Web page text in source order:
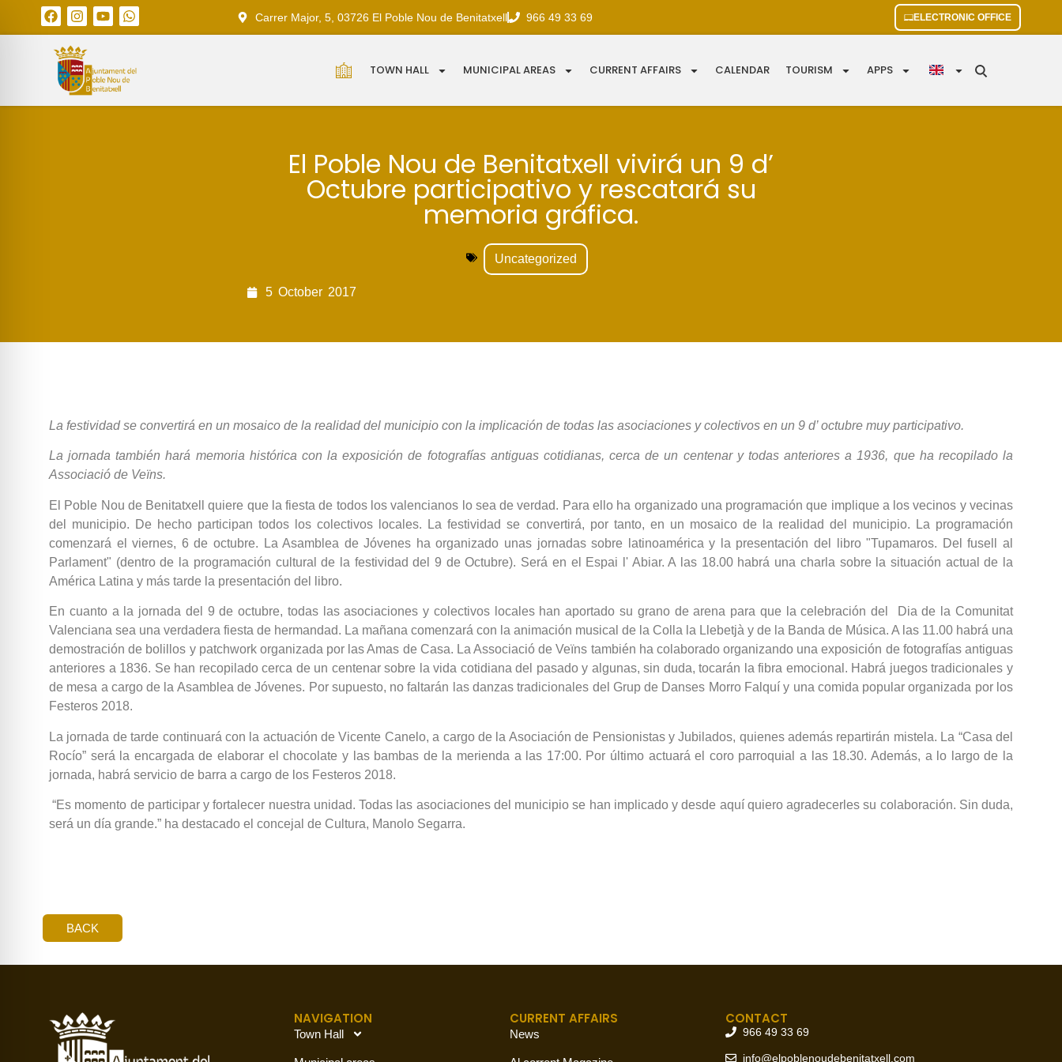
Carrer Major, 5, 03726 El Poble Nou de Benitatxell 966 49 33 69 ELECTRONIC OFFICE
TOWN HALL MUNICIPAL AREAS CURRENT AFFAIRS CALENDAR TOURISM APPS
El Poble Nou de Benitatxell vivirá un 9 d’
Octubre participativo y rescatará su
memoria gráfica.
Uncategorized
5 October 2017
La festividad se convertirá en un mosaico de la realidad del municipio con la implicación de todas las asociaciones y colectivos en un 9 d’ octubre muy participativo.
La jornada también hará memoria histórica con la exposición de fotografías antiguas cotidianas, cerca de un centenar y todas anteriores a 1936, que ha recopilado la
Associació de Veïns.
El Poble Nou de Benitatxell quiere que la fiesta de todos los valencianos lo sea de verdad. Para ello ha organizado una programación que implique a los vecinos y vecinas
del municipio. De hecho participan todos los colectivos locales. La festividad se convertirá, por tanto, en un mosaico de la realidad del municipio. La programación
comenzará el viernes, 6 de octubre. La Asamblea de Jóvenes ha organizado unas jornadas sobre latinoamérica y la presentación del libro "Tupamaros. Del fusell al
Parlament" (dentro de la programación cultural de la festividad del 9 de Octubre). Será en el Espai l' Abiar. A las 18.00 habrá una charla sobre la situación actual de la
América Latina y más tarde la presentación del libro.
En cuanto a la jornada del 9 de octubre, todas las asociaciones y colectivos locales han aportado su grano de arena para que la celebración del Dia de la Comunitat
Valenciana sea una verdadera fiesta de hermandad. La mañana comenzará con la animación musical de la Colla la Llebetjà y de la Banda de Música. A las 11.00 habrá una
demostración de bolillos y patchwork organizada por las Amas de Casa. La Associació de Veïns también ha colaborado organizando una exposición de fotografías antiguas
anteriores a 1836. Se han recopilado cerca de un centenar sobre la vida cotidiana del pasado y algunas, sin duda, tocarán la fibra emocional. Habrá juegos tradicionales y
de mesa a cargo de la Asamblea de Jóvenes. Por supuesto, no faltarán las danzas tradicionales del Grup de Danses Morro Falquí y una comida popular organizada por los
Festeros 2018.
La jornada de tarde continuará con la actuación de Vicente Canelo, a cargo de la Asociación de Pensionistas y Jubilados, quienes además repartirán mistela. La “Casa del
Rocío” será la encargada de elaborar el chocolate y las bambas de la merienda a las 17:00. Por último actuará el coro parroquial a las 18.30. Además, a lo largo de la
jornada, habrá servicio de barra a cargo de los Festeros 2018.
“Es momento de participar y fortalecer nuestra unidad. Todas las asociaciones del municipio se han implicado y desde aquí quiero agradecerles su colaboración. Sin duda,
será un día grande.” ha destacado el concejal de Cultura, Manolo Segarra.
BACK
NAVIGATION
Town Hall
CURRENT AFFAIRS
News
CONTACT
966 49 33 69
info@elpoblenoudebenitatxell.com